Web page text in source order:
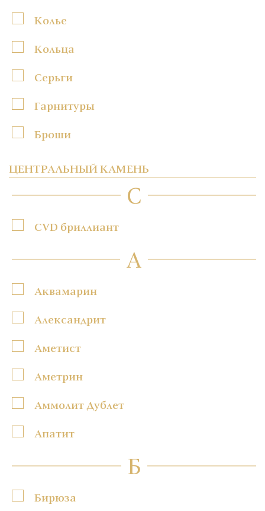
Колье
Кольца
Серьги
Гарнитуры
Броши
ЦЕНТРАЛЬНЫЙ КАМЕНЬ
C
CVD бриллиант
А
Аквамарин
Александрит
Аметист
Аметрин
Аммолит Дублет
Апатит
Б
Бирюза